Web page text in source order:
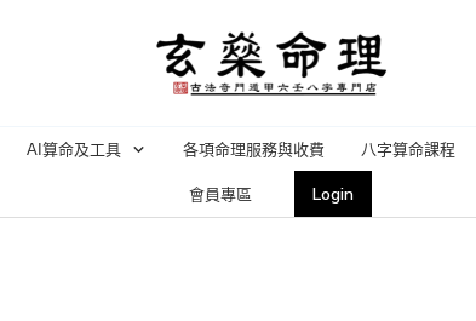
AI算命及工具 各項命理服務與收費 八字算命課程
會員專區 Login